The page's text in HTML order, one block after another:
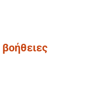
βοήθειες